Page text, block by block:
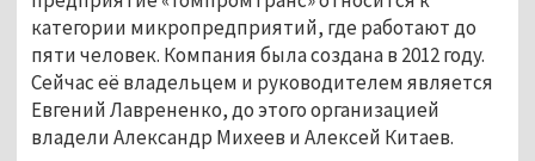
категории микропредприятий, где работают до
пяти человек. Компания была создана в 2012 году.
Сейчас её владельцем и руководителем является
Евгений Лаврененко, до этого организацией
владели Александр Михеев и Алексей Китаев.